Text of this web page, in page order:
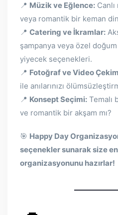
📍 Müzik ve Eğlence:
veya romantik bir keman
📍 Catering ve İkramlar:
şampanya veya özel
yiyecek seçenekleri.
📍 Fotoğraf ve Video
ile anılarınızı
📍 Konsept Seçimi: Temalı
ve romantik bir akşam mı?
🎯 Happy Day
seçenekler sunarak size
organizasyonunu hazırlar!